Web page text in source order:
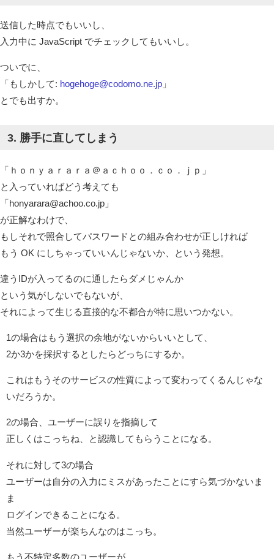
送信した時点でもいいし、
入力中に JavaScript でチェックしてもいいし。
ついでに、
「 もしかして: hogehoge@codomo.ne.jp 」
とでも出すか。
3. 勝手に直してしまう
「ｈｏｎｙａｒａｒａ＠ａｃｈｏｏ．ｃｏ．ｊｐ」
と入っていればどう考えても
「honyarara@achoo.co.jp」
が正解なわけで、
もしそれで照合してパスワードとの組み合わせが正しければ
もう OK にしちゃっていいんじゃないか、という発想。
違うIDが入ってるのに通したらダメじゃんか
という気がしないでもないが、
それによって生じる直接的な不都合が特に思いつかない。
1の場合はもう選択の余地がないからいいとして、
2か3かを採択するとしたらどっちにするか。
これはもうそのサービスの性質によって変わってくるんじゃな
いだろうか。
2の場合、ユーザーに誤りを指摘して
正しくはこっちね、と認識してもらうことになる。
それに対して3の場合
ユーザーは自分の入力にミスがあったことにすら気づかないま
ま
ログインできることになる。
当然ユーザーが楽ちんなのはこっち。
もう不特定多数のユーザーが